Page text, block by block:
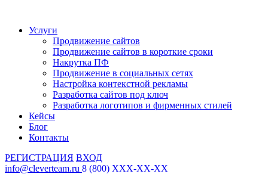
Услуги
Продвижение сайтов
Продвижение сайтов в короткие сроки
Накрутка ПФ
Продвижение в социальных сетях
Настройка контекстной рекламы
Разработка сайтов под ключ
Разработка логотипов и фирменных стилей
Кейсы
Блог
Контакты
РЕГИСТРАЦИЯ ВХОД
info@cleverteam.ru 8 (800) XXX-XX-XX